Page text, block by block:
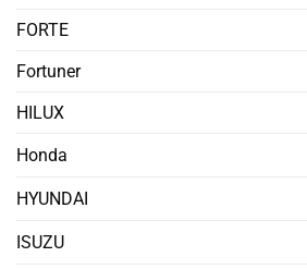
FORTE
Fortuner
HILUX
Honda
HYUNDAI
ISUZU